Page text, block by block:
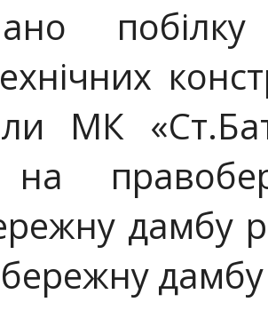
МК
дамбу